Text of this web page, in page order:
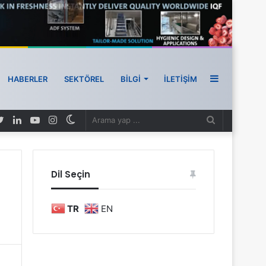
HABERLER SEKTÖREL BILGI İLETIŞIM
Dil Seçin
TR EN